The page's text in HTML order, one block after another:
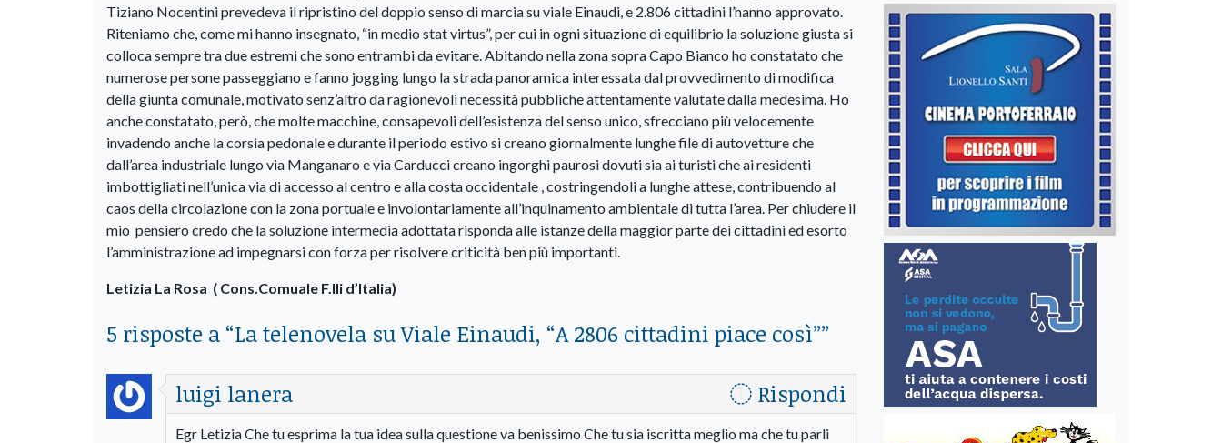
Tiziano Nocentini prevedeva il ripristino del doppio senso di marcia su viale Einaudi, e 2.806 cittadini l’hanno approvato.
Riteniamo che, come mi hanno insegnato, “in medio stat virtus”, per cui in ogni situazione di equilibrio la soluzione giusta si
colloca sempre tra due estremi che sono entrambi da evitare. Abitando nella zona sopra Capo Bianco ho constatato che
numerose persone passeggiano e fanno jogging lungo la strada panoramica interessata dal provvedimento di modifica
della giunta comunale, motivato senz’altro da ragionevoli necessità pubbliche attentamente valutate dalla medesima. Ho
anche constatato, però, che molte macchine, consapevoli dell’esistenza del senso unico, sfrecciano più velocemente
invadendo anche la corsia pedonale e durante il periodo estivo si creano giornalmente lunghe file di autovetture che
dall’area industriale lungo via Manganaro e via Carducci creano ingorghi paurosi dovuti sia ai turisti che ai residenti
imbottigliati nell’unica via di accesso al centro e alla costa occidentale , costringendoli a lunghe attese, contribuendo al
caos della circolazione con la zona portuale e involontariamente all’inquinamento ambientale di tutta l’area. Per chiudere il
mio pensiero credo che la soluzione intermedia adottata risponda alle istanze della maggior parte dei cittadini ed esorto
l’amministrazione ad impegnarsi con forza per risolvere criticità ben più importanti.
Letizia La Rosa ( Cons.Comuale F.lli d’Italia)
5 risposte a “La telenovela su Viale Einaudi, “A 2806 cittadini piace così””
luigi lanera
Rispondi
Egr Letizia Che tu esprima la tua idea sulla questione va benissimo Che tu sia iscritta meglio ma che tu parli